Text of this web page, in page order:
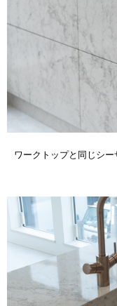
ワークトップと同じシー